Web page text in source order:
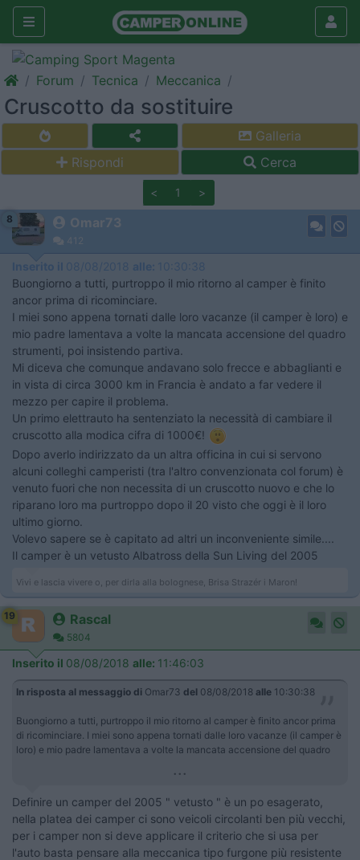
Forum Tecnica Meccanica
Cruscotto da sostituire
Galleria
Rispondi
Cerca
< 1 >
8 Omar73
412
Inserito il 08/08/2018 alle: 10:30:38
Buongiorno a tutti, purtroppo il mio ritorno al camper è finito
ancor prima di ricominciare.
I miei sono appena tornati dalle loro vacanze (il camper è loro) e
mio padre lamentava a volte la mancata accensione del quadro
strumenti, poi insistendo partiva.
Mi diceva che comunque andavano solo frecce e abbaglianti e
in vista di circa 3000 km in Francia è andato a far vedere il
mezzo per capire il problema.
Un primo elettrauto ha sentenziato la necessità di cambiare il
cruscotto alla modica cifra di 1000€!
Dopo averlo indirizzato da un altra officina in cui si servono
alcuni colleghi camperisti (tra l'altro convenzionata col forum) è
venuto fuori che non necessita di un cruscotto nuovo e che lo
riparano loro ma purtroppo dopo il 20 visto che oggi è il loro
ultimo giorno.
Volevo sapere se è capitato ad altri un inconveniente simile....
Il camper è un vetusto Albatross della Sun Living del 2005
Vivi e lascia vivere o, per dirla alla bolognese, Brisa Strazér i Maron!
19 Rascal
5804
Inserito il 08/08/2018 alle: 11:46:03
In risposta al messaggio di Omar73 del 08/08/2018 alle 10:30:38
Buongiorno a tutti, purtroppo il mio ritorno al camper è finito ancor prima
di ricominciare. I miei sono appena tornati dalle loro vacanze (il camper è
loro) e mio padre lamentava a volte la mancata accensione del quadro
...
Definire un camper del 2005 " vetusto " è un po esagerato,
nella platea dei camper ci sono veicoli circolanti ben più vecchi,
per i camper non si deve applicare il criterio che si usa per
l'auto basta pensare alla meccanica tipo furgone più resistente